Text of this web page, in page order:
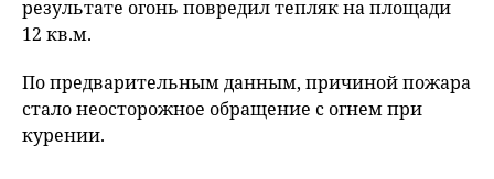
результате огонь повредил тепляк на площади
12 кв.м.
По предварительным данным, причиной пожара
стало неосторожное обращение с огнем при
курении.